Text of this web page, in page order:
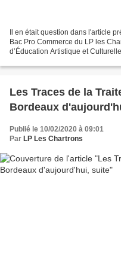
Il en était question dans l'article
Bac Pro Commerce du LP les
d’Éducation Artistique et
Les Traces de la
Bordeaux
Publié le 10/02/2020 à 09:01
Par LP Les Chartrons